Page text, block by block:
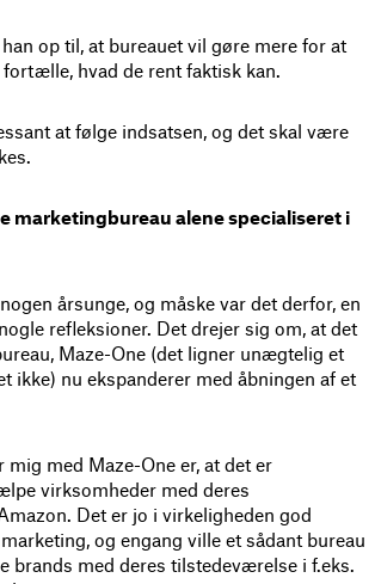
op til, at bureauet vil gøre mere for at
hvad de rent faktisk kan.
at følge indsatsen, og det skal være
marketingbureau alene specialiseret i
årsunge, og måske var det derfor, en
refleksioner. Det drejer sig om, at det
Maze-One (det ligner unægtelig et
ikke) nu ekspanderer med åbningen af et
mig med Maze-One er, at det er
virksomheder med deres
Det er jo i virkeligheden god
og engang ville et sådant bureau
brands med deres tilstedeværelse i f.eks.